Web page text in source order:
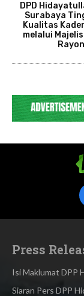
DPD
Surabaya
Kualitas
melalui
Rayon
Press
Isi Maklumat DPP
Siaran Pers DPP